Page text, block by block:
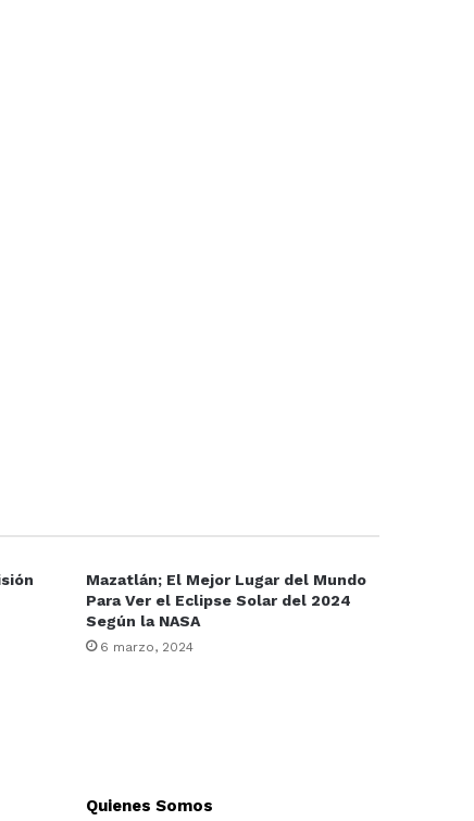
Mazatlán; El Mejor Lugar del Mundo
Para Ver el Eclipse Solar del 2024
Según la NASA
6 marzo, 2024
Quienes Somos